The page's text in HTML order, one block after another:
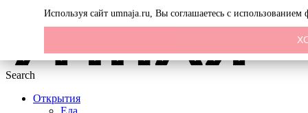
Search
Открытия
Еда
Используя сайт umnaja.ru, Вы соглашаетесь с использованием